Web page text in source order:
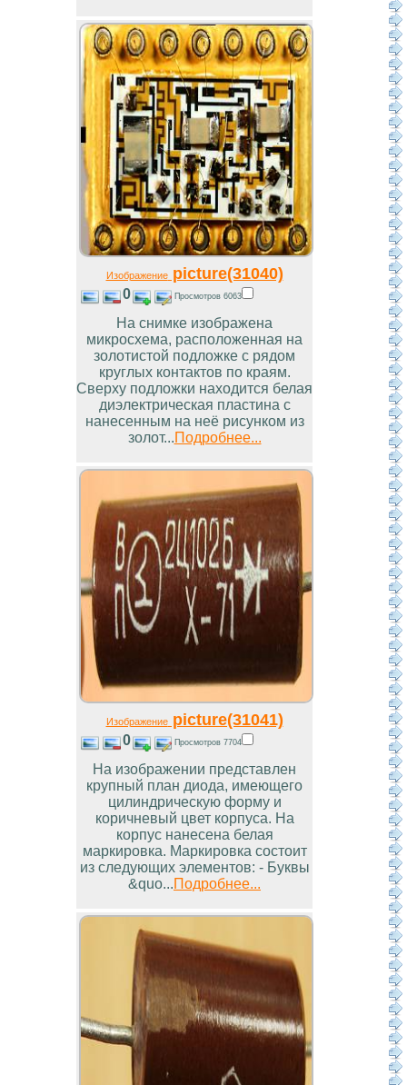
Изображениеpicture(31040)
0 Просмотров 6063
На снимке изображена
микросхема, расположенная на
золотистой подложке с рядом
круглых контактов по краям.
Сверху подложки находится белая
диэлектрическая пластина с
нанесенным на неё рисунком из
золот...Подробнее...
Изображениеpicture(31041)
0 Просмотров 7704
На изображении представлен
крупный план диода, имеющего
цилиндрическую форму и
коричневый цвет корпуса. На
корпус нанесена белая
маркировка. Маркировка состоит
из следующих элементов: - Буквы
&quo...Подробнее...